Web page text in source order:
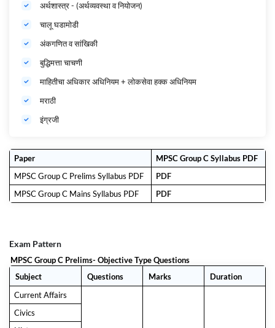
अर्थशास्त्र - (अर्थव्यवस्था व नियोजन)
चालू घडामोडी
अंकगणित व सांखिकी
बुद्धिमत्ता चाचणी
माहितीचा अधिकार अधिनियम + लोकसेवा हक्क अधिनियम
मराठी
इंग्रजी
Paper
MPSC Group C Syllabus PDF
MPSC Group C Prelims Syllabus PDF
PDF
MPSC Group C Mains Syllabus PDF
PDF
Exam Pattern
MPSC Group C Prelims- Objective Type Questions
Subject
Questions Marks
Duration
Current Affairs
Civics